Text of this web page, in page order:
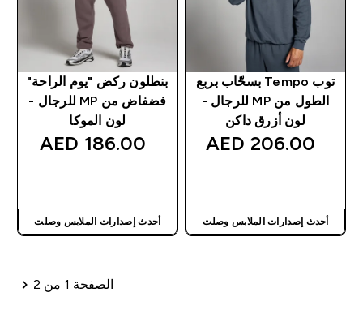
توب Tempo بسحّاب بربع
الطول من MP للرجال -
لون أزرق داكن
206.00 AED‎
أحدث إصدارات الملابس وصلت
بنطلون ركض "يوم الراحة"
فضفاض من MP للرجال -
لون الموكا
186.00 AED‎
أحدث إصدارات الملابس وصلت
ترقيم الصفحات
الصفحة 1 من 2